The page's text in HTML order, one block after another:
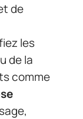
de
les
de la
comme